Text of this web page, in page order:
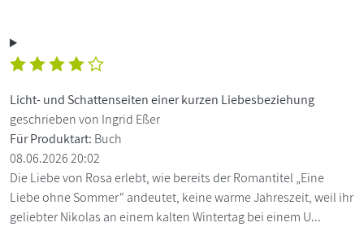
Licht- und Schattenseiten einer kurzen Liebesbeziehung
geschrieben von Ingrid Eßer
Für Produktart: Buch
08.06.2026 20:02
Die Liebe von Rosa erlebt, wie bereits der Romantitel „Eine
Liebe ohne Sommer“ andeutet, keine warme Jahreszeit, weil ihr
geliebter Nikolas an einem kalten Wintertag bei einem U...